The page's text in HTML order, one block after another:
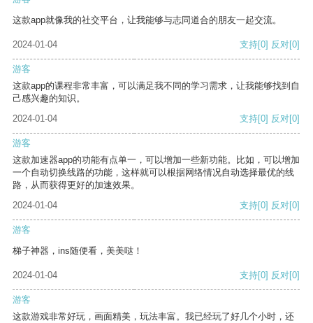
这款app就像我的社交平台，让我能够与志同道合的朋友一起交流。
2024-01-04 支持[0] 反对[0]
游客
这款app的课程非常丰富，可以满足我不同的学习需求，让我能够找到自
己感兴趣的知识。
2024-01-04
支持[0] 反对[0]
游客
这款加速器app的功能有点单一，可以增加一些新功能。比如，可以增加
一个自动切换线路的功能，这样就可以根据网络情况自动选择最优的线
路，从而获得更好的加速效果。
2024-01-04
支持[0] 反对[0]
游客
梯子神器，ins随便看，美美哒！
2024-01-04 支持[0] 反对[0]
游客
这款游戏非常好玩，画面精美，玩法丰富。我已经玩了好几个小时，还